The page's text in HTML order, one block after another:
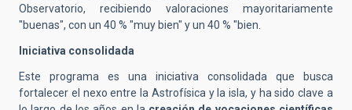
Observatorio, recibiendo valoraciones mayoritariamente
"buenas", con un 40 % "muy bien" y un 40 % "bien.
Iniciativa consolidada
Este programa es una iniciativa consolidada que busca
fortalecer el nexo entre la Astrofísica y la isla, y ha sido clave a